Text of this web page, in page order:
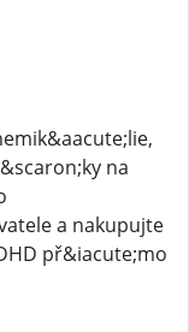
na
a nakupujte
př&iacute;mo